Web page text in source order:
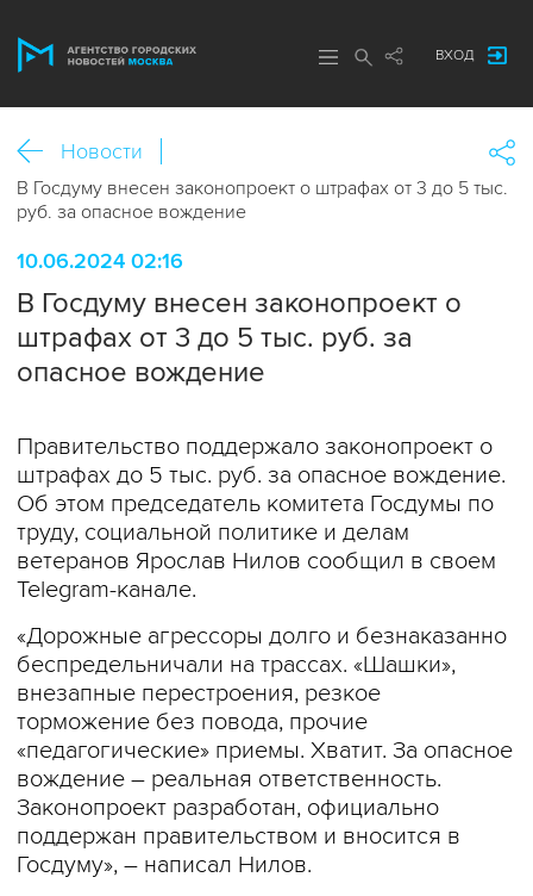
ВХОД
Новости
В Госдуму внесен законопроект о штрафах от 3 до 5 тыс.
руб. за опасное вождение
10.06.2024 02:16
В Госдуму внесен законопроект о
штрафах от 3 до 5 тыс. руб. за
опасное вождение
Правительство поддержало законопроект о
штрафах до 5 тыс. руб. за опасное вождение.
Об этом председатель комитета Госдумы по
труду, социальной политике и делам
ветеранов Ярослав Нилов сообщил в своем
Telegram-канале.
«Дорожные агрессоры долго и безнаказанно
беспредельничали на трассах. «Шашки»,
внезапные перестроения, резкое
торможение без повода, прочие
«педагогические» приемы. Хватит. За опасное
вождение – реальная ответственность.
Законопроект разработан, официально
поддержан правительством и вносится в
Госдуму», – написал Нилов.